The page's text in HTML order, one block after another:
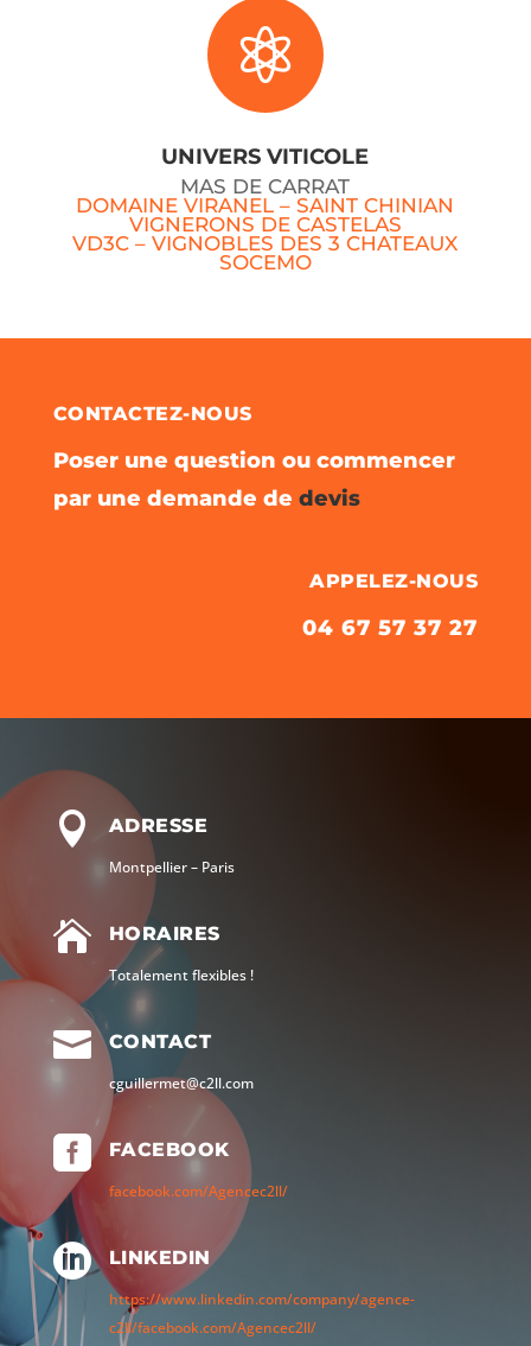

UNIVERS VITICOLE
MAS DE CARRAT
DOMAINE VIRANEL – SAINT CHINIAN
VIGNERONS DE CASTELAS
VD3C – VIGNOBLES DES 3 CHATEAUX
SOCEMO
CONTACTEZ-NOUS
Poser une question ou commencer
par une demande de devis
APPELEZ-NOUS
04 67 57 37 27
 ADRESSE
Montpellier – Paris
 HORAIRES
Totalement flexibles !
 CONTACT
cguillermet@c2ll.com
 FACEBOOK
facebook.com/Agencec2ll/
 LINKEDIN
https://www.linkedin.com/company/agence-
c2ll/facebook.com/Agencec2ll/